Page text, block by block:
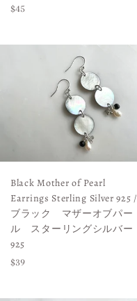
Regular
$45
Black Mother of Pearl
Earrings Sterling Silver 925 /
ブラック マザーオブパー
ル スターリングシルバー
925
Regular
$39